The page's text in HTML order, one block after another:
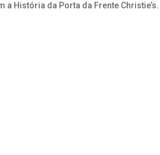
História da Porta da Frente Christie’s.